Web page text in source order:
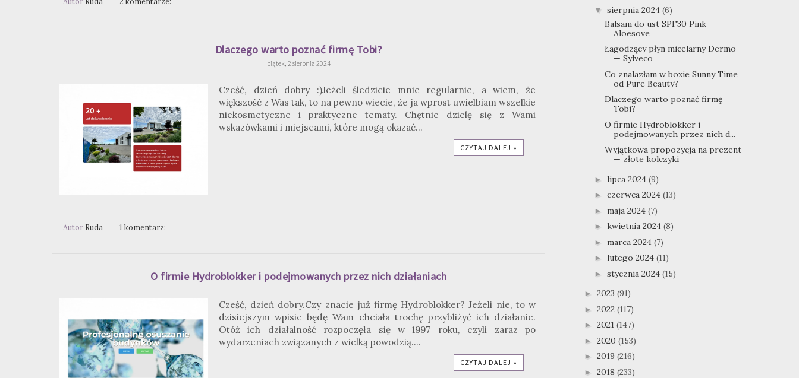
Dlaczego warto poznać firmę Tobi?
piątek, 2 sierpnia 2024
Cześć, dzień dobry :)Jeżeli śledzicie mnie regularnie, a wiem, że
większość z Was tak, to na pewno wiecie, że ja wprost uwielbiam wszelkie
niekosmetyczne i praktyczne tematy. Chętnie dzielę się z Wami
wskazówkami i miejscami, które mogą okazać...
CZYTAJ DALEJ »
Autor Ruda 1 komentarz:
O firmie Hydroblokker i podejmowanych przez nich działaniach
Cześć, dzień dobry.Czy znacie już firmę Hydroblokker? Jeżeli nie, to w
dzisiejszym wpisie będę Wam chciała trochę przybliżyć ich działanie.
Otóż ich działalność rozpoczęła się w 1997 roku, czyli zaraz po
wydarzeniach związanych z wielką powodzią....
CZYTAJ DALEJ »
▼ sierpnia 2024 (6)
Balsam do ust SPF30 Pink —
Aloesove
Łagodzący płyn micelarny Dermo
— Sylveco
Co znalazłam w boxie Sunny Time
od Pure Beauty?
Dlaczego warto poznać firmę
Tobi?
O firmie Hydroblokker i
podejmowanych przez nich d...
Wyjątkowa propozycja na prezent
— złote kolczyki
► lipca 2024 (9)
► czerwca 2024 (13)
► maja 2024 (7)
► kwietnia 2024 (8)
► marca 2024 (7)
► lutego 2024 (11)
► stycznia 2024 (15)
► 2023 (91)
► 2022 (117)
► 2021 (147)
► 2020 (153)
► 2019 (216)
► 2018 (233)